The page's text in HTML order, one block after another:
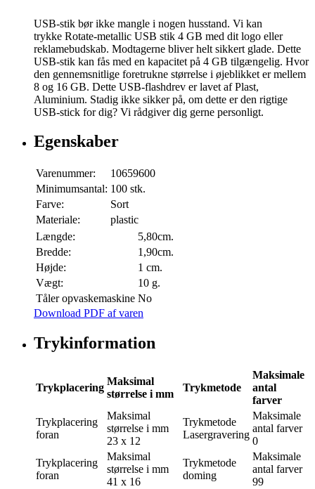
USB-stik bør ikke mangle i nogen husstand. Vi kan
trykke Rotate-metallic USB stik 4 GB med dit logo eller
reklamebudskab. Modtagerne bliver helt sikkert glade. Dette
USB-stik kan fås med en kapacitet på 4 GB tilgængelig. Hvor
den gennemsnitlige foretrukne størrelse i øjeblikket er mellem
8 og 16 GB. Dette USB-flashdrev er lavet af Plast,
Aluminium. Stadig ikke sikker på, om dette er den rigtige
USB-stick for dig? Vi rådgiver dig gerne personligt.
Egenskaber
Varenummer:
10659600
Minimumsantal: 100 stk.
Farve:
Sort
Materiale:
plastic
Længde:
5,80cm.
Bredde:
1,90cm.
Højde:
1 cm.
Vægt:
10 g.
Tåler opvaskemaskine No
Download PDF af varen
Trykinformation
Trykplacering
Maksimal
størrelse i mm
Trykmetode
Maksimale
antal
farver
Trykplacering
foran
Maksimal
størrelse i mm
23 x 12
Trykmetode
Lasergravering
Maksimale
antal farver
0
Trykplacering
foran
Maksimal
størrelse i mm
41 x 16
Trykmetode
doming
Maksimale
antal farver
99